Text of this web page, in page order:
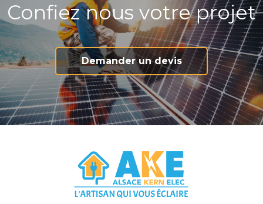
Confiez nous votre projet
Demander un devis